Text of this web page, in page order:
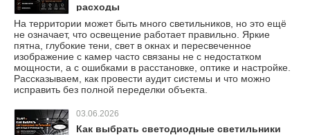
расходы
На территории может быть много светильников, но это ещё
не означает, что освещение работает правильно. Яркие
пятна, глубокие тени, свет в окнах и пересвеченное
изображение с камер часто связаны не с недостатком
мощности, а с ошибками в расстановке, оптике и настройке.
Рассказываем, как провести аудит системы и что можно
исправить без полной переделки объекта.
03.06.2026
Как выбрать светодиодные светильники